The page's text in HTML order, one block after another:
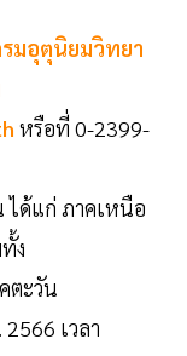
มอุตุนิยมวิทยา
หรือที่ 0-2399-
ได้แก่ ภาคเหนือ
ง
ตะวัน
เวลา